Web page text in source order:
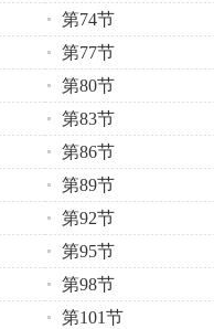
第74节
第77节
第80节
第83节
第86节
第89节
第92节
第95节
第98节
第101节